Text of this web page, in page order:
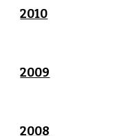
2010
2009
2008